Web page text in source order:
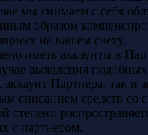
мы снимаем с себя
образом
на вашем счету.
иметь аккаунты в
выявления
аккаунт Партнера, так и
списанием средств со
степени
с партнером.